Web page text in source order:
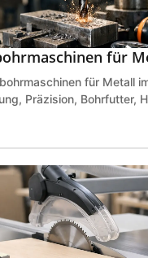
für
für Metall
Präzision, Bohrfutter,